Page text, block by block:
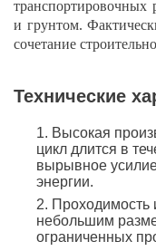
транспортировочных
и грунтом.
сочетание
Технические
Высокая
цикл длится в
вырывное
энергии.
Проходимость
небольшим
ограниченных